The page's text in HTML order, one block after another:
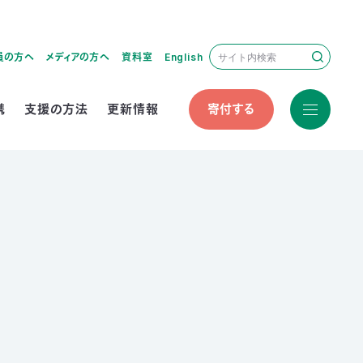
の方へ メディアの方へ 資料室 English
支援の方法 更新情報 寄付する